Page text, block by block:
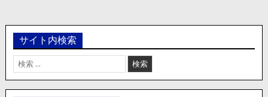
サイト内検索
検
索: